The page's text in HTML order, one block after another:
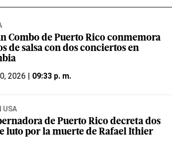
Combo de Puerto Rico conmemora
de salsa con dos conciertos en
2026 | 09:33 p. m.
USA
de Puerto Rico decreta dos
luto por la muerte de Rafael Ithier